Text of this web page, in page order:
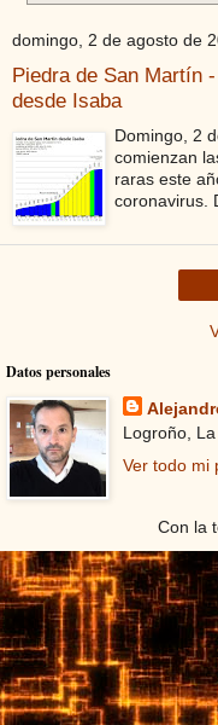
domingo, 2 de agosto de
Piedra de San Martín
desde Isaba
Domingo, 2
comienzan
raras este
coronavirus.
Datos personales
Logroño,
Ver todo mi
Con la